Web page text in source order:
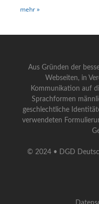
mehr »
Aus Gründen der
Webseiten, in
Kommunikation auf
Sprachformen
geschlechtliche
verwendeten
© 2024 • DGD